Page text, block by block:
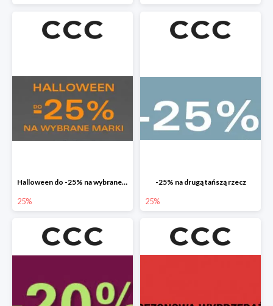
Halloween do -25% na wybrane marki
25%
-25% na drugą tańszą rzecz
25%